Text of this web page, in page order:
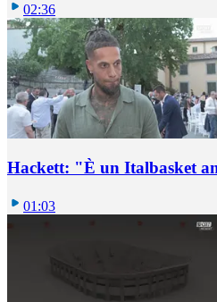
02:36
Hackett: "È un Italbasket
01:03